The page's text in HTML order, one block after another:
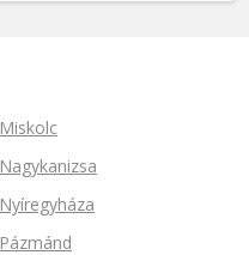
Miskolc
Nagykanizsa
Nyíregyháza
Pázmánd